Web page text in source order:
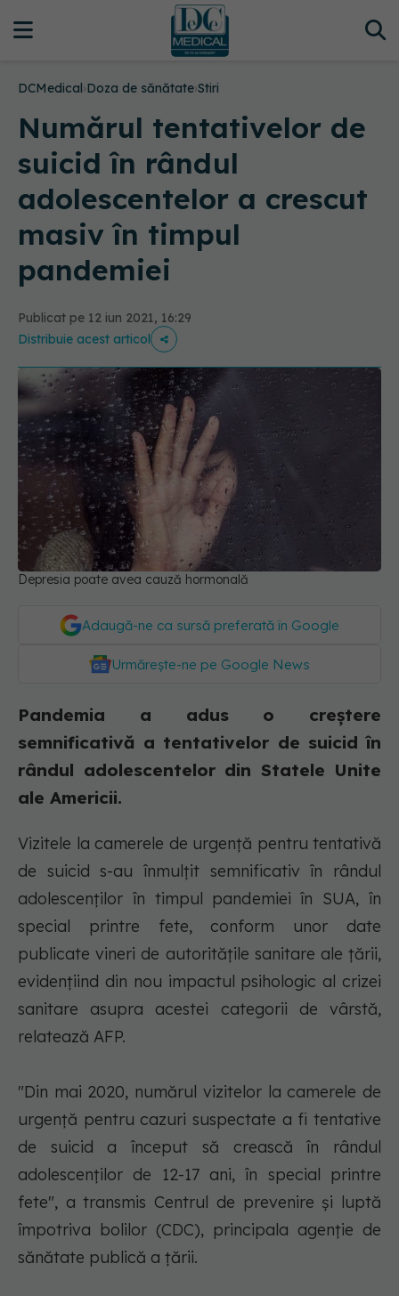
DCMedical›Doza de sănătate›Stiri
Numărul tentativelor de
suicid în rândul
adolescentelor a crescut
masiv în timpul
pandemiei
Publicat pe 12 iun 2021, 16:29
Distribuie acest articol
Depresia poate avea cauză hormonală
Adaugă-ne ca sursă preferată în Google
Urmărește-ne pe Google News
Pandemia a adus o creștere
semnificativă a tentativelor de suicid în
rândul adolescentelor din Statele Unite
ale Americii.
Vizitele la camerele de urgenţă pentru tentativă
de suicid s-au înmulţit semnificativ în rândul
adolescenţilor în timpul pandemiei în SUA, în
special printre fete, conform unor date
publicate vineri de autorităţile sanitare ale ţării,
evidenţiind din nou impactul psihologic al crizei
sanitare asupra acestei categorii de vârstă,
relatează AFP.
"Din mai 2020, numărul vizitelor la camerele de
urgenţă pentru cazuri suspectate a fi tentative
de suicid a început să crească în rândul
adolescenţilor de 12-17 ani, în special printre
fete", a transmis Centrul de prevenire şi luptă
împotriva bolilor (CDC), principala agenţie de
sănătate publică a ţării.